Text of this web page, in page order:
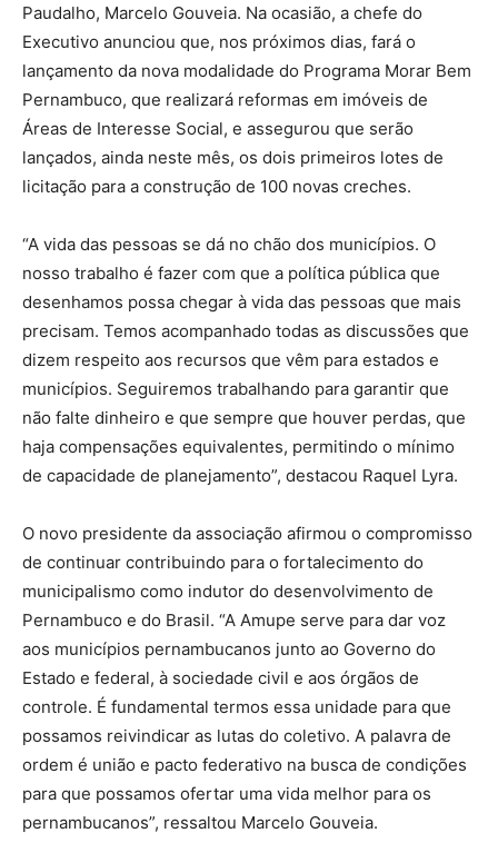
Paudalho, Marcelo Gouveia. Na ocasião, a chefe do
Executivo anunciou que, nos próximos dias, fará o
lançamento da nova modalidade do Programa Morar Bem
Pernambuco, que realizará reformas em imóveis de
Áreas de Interesse Social, e assegurou que serão
lançados, ainda neste mês, os dois primeiros lotes de
licitação para a construção de 100 novas creches.
“A vida das pessoas se dá no chão dos municípios. O
nosso trabalho é fazer com que a política pública que
desenhamos possa chegar à vida das pessoas que mais
precisam. Temos acompanhado todas as discussões que
dizem respeito aos recursos que vêm para estados e
municípios. Seguiremos trabalhando para garantir que
não falte dinheiro e que sempre que houver perdas, que
haja compensações equivalentes, permitindo o mínimo
de capacidade de planejamento”, destacou Raquel Lyra.
O novo presidente da associação afirmou o compromisso
de continuar contribuindo para o fortalecimento do
municipalismo como indutor do desenvolvimento de
Pernambuco e do Brasil. “A Amupe serve para dar voz
aos municípios pernambucanos junto ao Governo do
Estado e federal, à sociedade civil e aos órgãos de
controle. É fundamental termos essa unidade para que
possamos reivindicar as lutas do coletivo. A palavra de
ordem é união e pacto federativo na busca de condições
para que possamos ofertar uma vida melhor para os
pernambucanos”, ressaltou Marcelo Gouveia.